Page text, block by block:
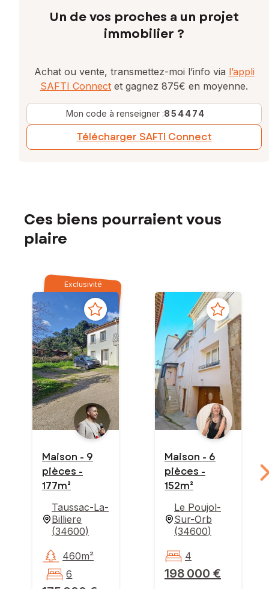
Un de vos proches a un projet
immobilier ?
Achat ou vente, transmettez-moi l’info via l’appli
SAFTI Connect et gagnez 875€ en moyenne.
Mon code à renseigner :854474
Télécharger SAFTI Connect
Ces biens pourraient vous
plaire
Exclusivité
Maison - 9
pièces -
177m²
Taussac-La-
Billiere
(34600)
460m²
6
Maison - 6
pièces -
152m²
Le Poujol-
Sur-Orb
(34600)
198 000 €
4